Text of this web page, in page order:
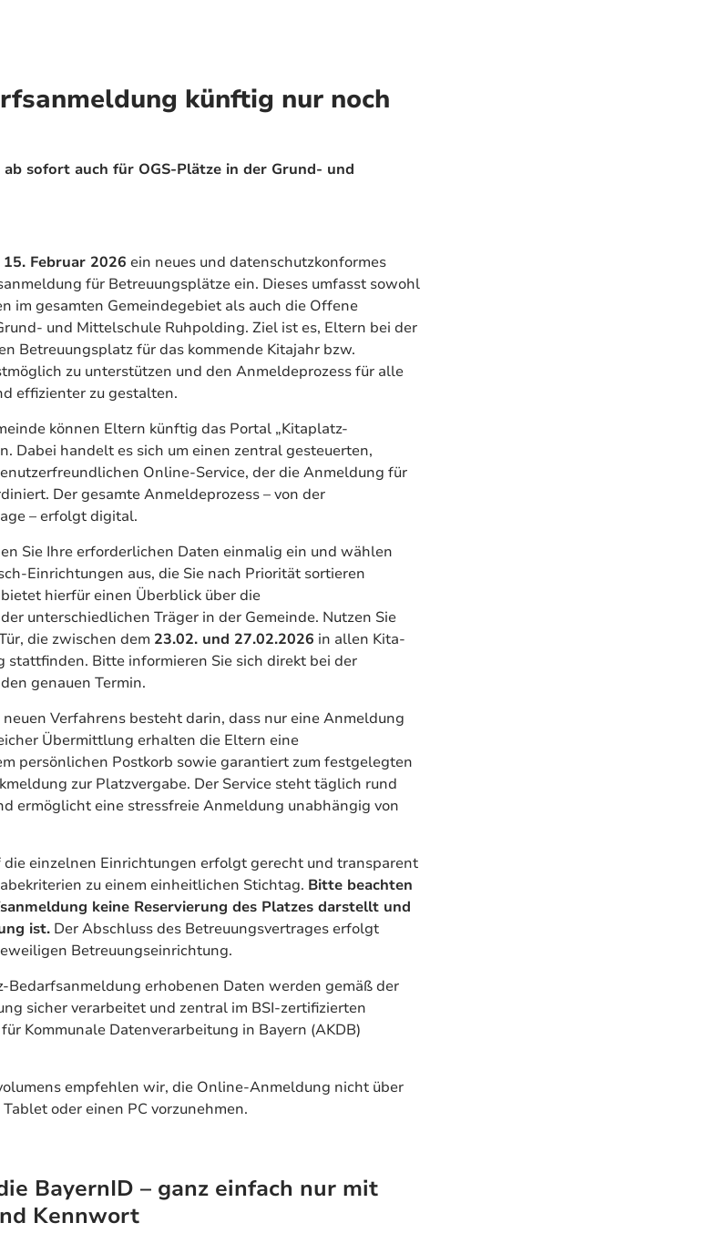
künftig nur noch
sofort auch für OGS-Plätze in der Grund- und
Februar 2026 ein neues und datenschutzkonformes
für Betreuungsplätze ein. Dieses umfasst sowohl
im gesamten Gemeindegebiet als auch die Offene
und Mittelschule Ruhpolding. Ziel ist es, Eltern bei der
Betreuungsplatz für das kommende Kitajahr bzw.
zu unterstützen und den Anmeldeprozess für alle
effizienter zu gestalten.
können Eltern künftig das Portal „Kitaplatz-
Dabei handelt es sich um einen zentral gesteuerten,
Online-Service, der die Anmeldung für
Der gesamte Anmeldeprozess – von der
– erfolgt digital.
Sie Ihre erforderlichen Daten einmalig ein und wählen
Einrichtungen aus, die Sie nach Priorität sortieren
hierfür einen Überblick über die
unterschiedlichen Träger in der Gemeinde. Nutzen Sie
die zwischen dem 23.02. und 27.02.2026 in allen Kita-
stattfinden. Bitte informieren Sie sich direkt bei der
genauen Termin.
Verfahrens besteht darin, dass nur eine Anmeldung
Übermittlung erhalten die Eltern eine
persönlichen Postkorb sowie garantiert zum festgelegten
zur Platzvergabe. Der Service steht täglich rund
ermöglicht eine stressfreie Anmeldung unabhängig von
die einzelnen Einrichtungen erfolgt gerecht und transparent
zu einem einheitlichen Stichtag. Bitte beachten
keine Reservierung des Platzes darstellt und
ist. Der Abschluss des Betreuungsvertrages erfolgt
Betreuungseinrichtung.
Bedarfsanmeldung erhobenen Daten werden gemäß der
sicher verarbeitet und zentral im BSI-zertifizierten
Kommunale Datenverarbeitung in Bayern (AKDB)
empfehlen wir, die Online-Anmeldung nicht über
oder einen PC vorzunehmen.
BayernID – ganz einfach nur mit
Kennwort